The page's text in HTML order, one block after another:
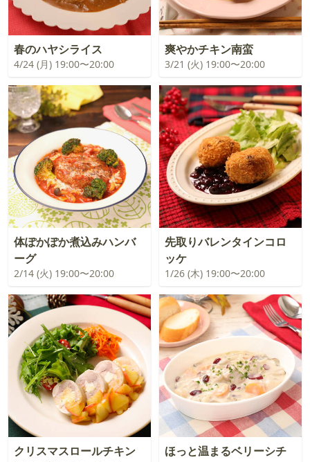
春のハヤシライス
4/24 (月) 19:00〜20:00
爽やかチキン南蛮
3/21 (火) 19:00〜20:00
体ぽかぽか煮込みハンバ
ーグ
2/14 (火) 19:00〜20:00
先取りバレンタインコロ
ッケ
1/26 (木) 19:00〜20:00
クリスマスロールチキン
ほっと温まるベリーシチ